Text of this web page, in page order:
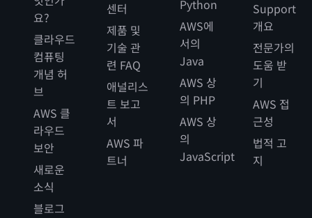
요?
클라우드
컴퓨팅
개념 허
브
AWS 클
라우드
보안
새로운
소식
블로그
센터
제품 및
기술 관
련 FAQ
애널리스
트 보고
서
AWS 파
트너
Python
AWS에
서의
Java
AWS 상
의 PHP
AWS 상
의
JavaScript
Support
개요
전문가의
도움 받
기
AWS 접
근성
법적 고
지